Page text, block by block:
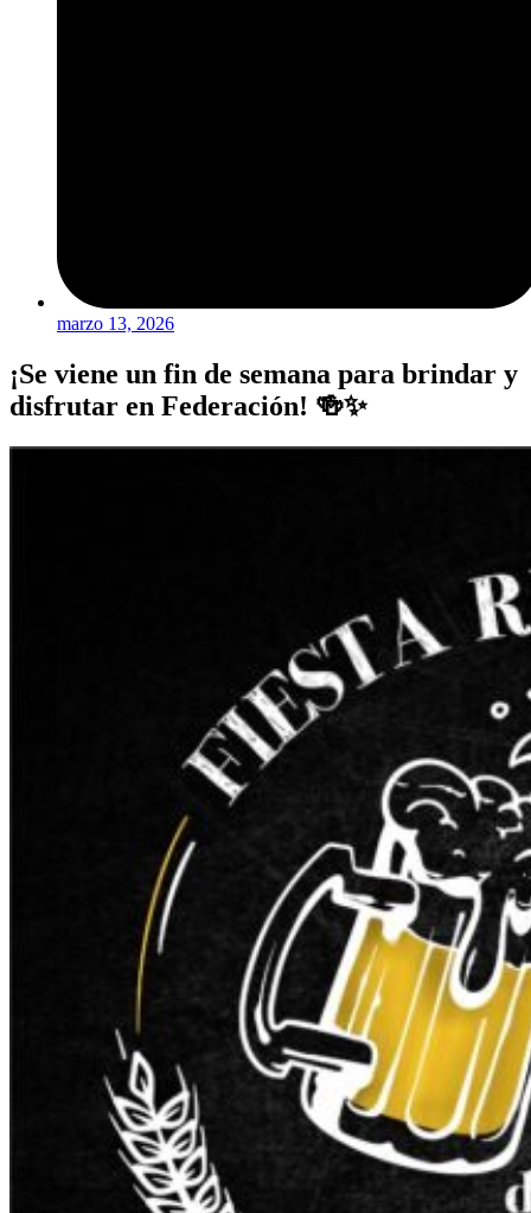
marzo 13, 2026
¡Se viene un fin de semana para brindar y
disfrutar en Federación! 🍻✨